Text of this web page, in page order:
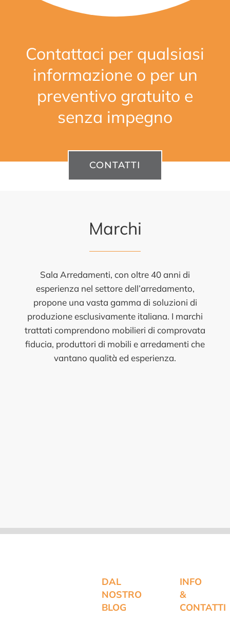
Contattaci per qualsiasi
informazione o per un
preventivo gratuito e
senza impegno
CONTATTI
Marchi
Sala Arredamenti, con oltre 40 anni di
esperienza nel settore dell’arredamento,
propone una vasta gamma di soluzioni di
produzione esclusivamente italiana. I marchi
trattati comprendono mobilieri di comprovata
fiducia, produttori di mobili e arredamenti che
vantano qualità ed esperienza.
DAL
NOSTRO
BLOG
INFO
&
CONTATTI